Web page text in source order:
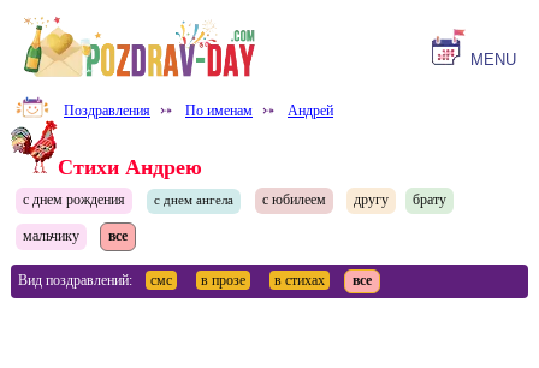
MENU
Поздравления ⤐ По именам ⤐ Андрей
Стихи Андрею
с днем рождения с днем ангела с юбилеем другу брату
мальчику все
Вид поздравлений: смс в прозе в стихах все